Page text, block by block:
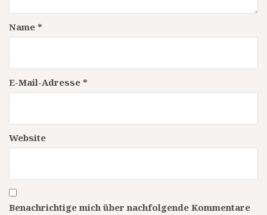
Name *
E-Mail-Adresse *
Website
Benachrichtige mich über nachfolgende Kommentare